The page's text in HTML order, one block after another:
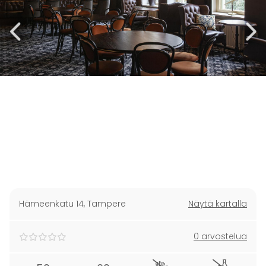
Hämeenkatu 14, Tampere Näytä kartalla
0 arvostelua